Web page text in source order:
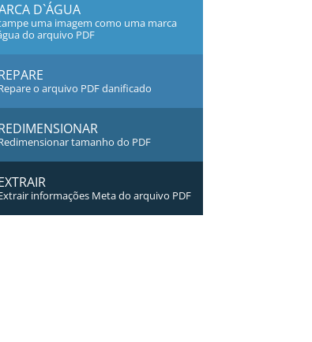
D`ÁGUA
uma imagem como uma marca
do arquivo PDF
o arquivo PDF danificado
tamanho do PDF
informações Meta do arquivo PDF